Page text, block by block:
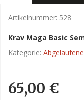
Artikelnummer: 528
Krav Maga Basic
Kategorie:
65,00 €